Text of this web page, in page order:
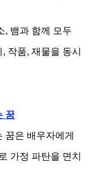
, 뱀과 함께 모두
작품, 재물을 동시
꿈
꿈은 배우자에게
가정 파탄을 면치